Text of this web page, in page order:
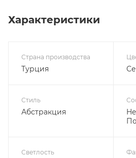
Характеристики
Страна производства
Турция
Стиль
Абстракция
Светлость